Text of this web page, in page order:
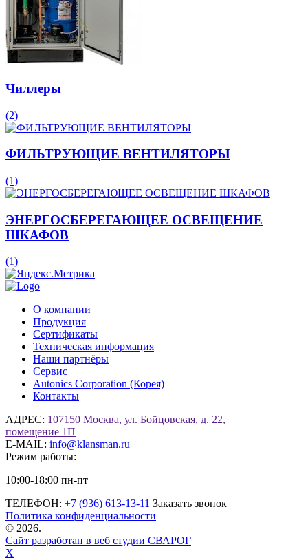
Чиллеры
(2)
ФИЛЬТРУЮЩИЕ ВЕНТИЛЯТОРЫ
(1)
ЭНЕРГОСБЕРЕГАЮЩЕЕ ОСВЕЩЕНИЕ
ШКАФОВ
(1)
О компании
Продукция
Сертификаты
Техническая информация
Наши партнёры
Сервис
Autonics Corporation (Корея)
Контакты
АДРЕС: 107150 Москва, ул. Бойцовская, д. 22,
помещение 1П
E-MAIL: info@klansman.ru
Режим работы:
10:00-18:00 пн-пт
ТЕЛЕФОН: +7 (936) 613-13-11 Заказать звонок
Политика конфиденциальности
© 2026.
Сайт разработан в веб студии СВАРОГ
X